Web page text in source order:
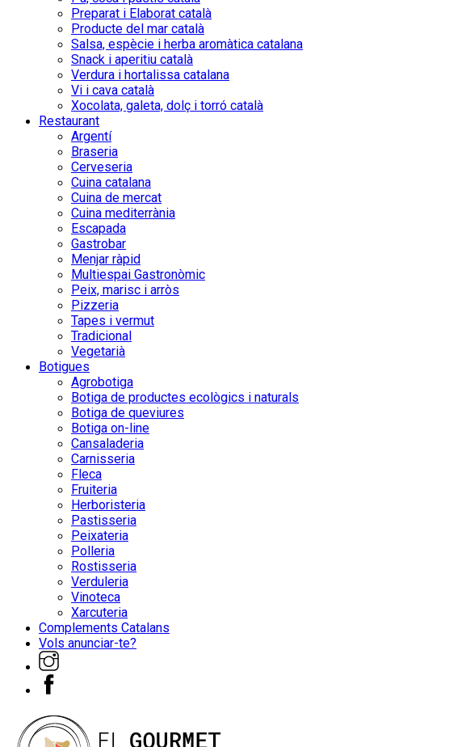
Preparat i Elaborat català
Producte del mar català
Salsa, espècie i herba aromàtica catalana
Snack i aperitiu català
Verdura i hortalissa catalana
Vi i cava català
Xocolata, galeta, dolç i torró català
Restaurant
Argentí
Braseria
Cerveseria
Cuina catalana
Cuina de mercat
Cuina mediterrània
Escapada
Gastrobar
Menjar ràpid
Multiespai Gastronòmic
Peix, marisc i arròs
Pizzeria
Tapes i vermut
Tradicional
Vegetarià
Botigues
Agrobotiga
Botiga de productes ecològics i naturals
Botiga de queviures
Botiga on-line
Cansaladeria
Carnisseria
Fleca
Fruiteria
Herboristeria
Pastisseria
Peixateria
Polleria
Rostisseria
Verduleria
Vinoteca
Xarcuteria
Complements Catalans
Vols anunciar-te?